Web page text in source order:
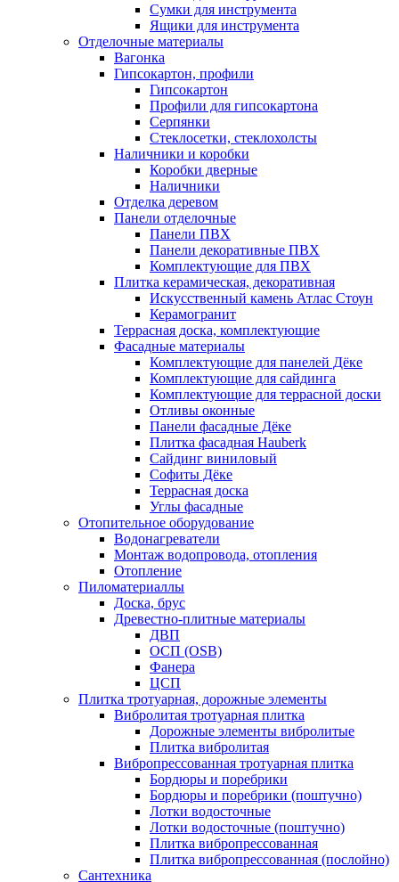
Сумки для инструмента
Ящики для инструмента
Отделочные материалы
Вагонка
Гипсокартон, профили
Гипсокартон
Профили для гипсокартона
Серпянки
Стеклосетки, стеклохолсты
Наличники и коробки
Коробки дверные
Наличники
Отделка деревом
Панели отделочные
Панели ПВХ
Панели декоративные ПВХ
Комплектующие для ПВХ
Плитка керамическая, декоративная
Искусственный камень Атлас Стоун
Керамогранит
Террасная доска, комплектующие
Фасадные материалы
Комплектующие для панелей Дёке
Комплектующие для сайдинга
Комплектующие для террасной доски
Отливы оконные
Панели фасадные Дёке
Плитка фасадная Hauberk
Сайдинг виниловый
Софиты Дёке
Террасная доска
Углы фасадные
Отопительное оборудование
Водонагреватели
Монтаж водопровода, отопления
Отопление
Пиломатериаллы
Доска, брус
Древестно-плитные материалы
ДВП
ОСП (OSB)
Фанера
ЦСП
Плитка тротуарная, дорожные элементы
Вибролитая тротуарная плитка
Дорожные элементы вибролитые
Плитка вибролитая
Вибропрессованная тротуарная плитка
Бордюры и поребрики
Бордюры и поребрики (поштучно)
Лотки водосточные
Лотки водосточные (поштучно)
Плитка вибропрессованная
Плитка вибропрессованная (послойно)
Сантехника